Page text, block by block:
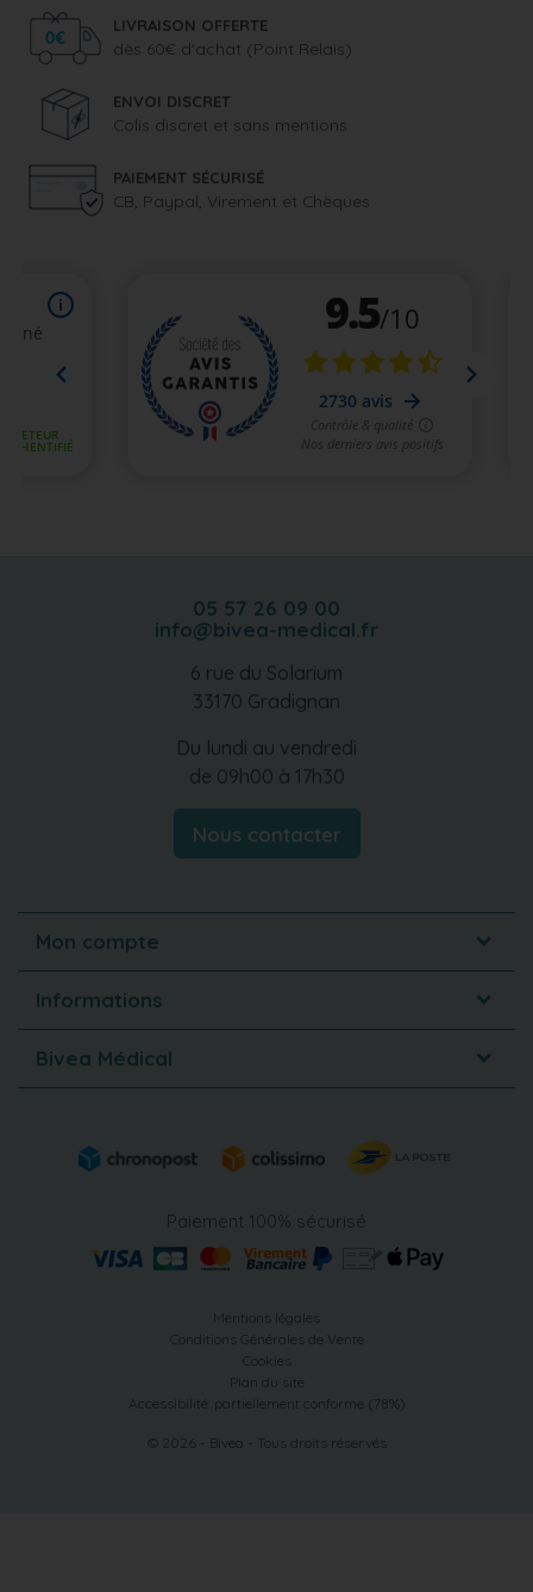
LIVRAISON OFFERTE
dès 60€ d'achat (Point Relais)
ENVOI DISCRET
Colis discret et sans mentions
PAIEMENT SÉCURISÉ
CB, Paypal, Virement et Chèques
05 57 26 09 00
info@bivea-medical.fr
6 rue du Solarium
33170 Gradignan
Du lundi au vendredi
de 09h00 à 17h30
Nous contacter
Mon compte
Informations
Bivea Médical
Paiement 100% sécurisé
Mentions légales
Conditions Générales de Vente
Cookies
Plan du site
Accessibilité: partiellement conforme (78%)
© 2026 - Bivea - Tous droits réservés